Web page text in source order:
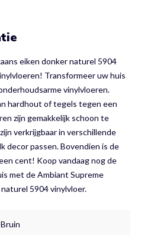
eiken donker naturel 5904
Transformeer uw huis
vinylvloeren.
hardhout of tegels tegen een
zijn gemakkelijk schoon te
verkrijgbaar in verschillende
decor passen. Bovendien is de
cent! Koop vandaag nog de
met de Ambiant Supreme
5904 vinylvloer.
Bruin